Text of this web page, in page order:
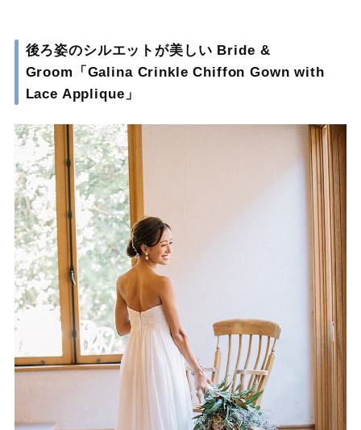
後ろ姿のシルエットが美しい Bride &
Groom「Galina Crinkle Chiffon Gown with
Lace Applique」